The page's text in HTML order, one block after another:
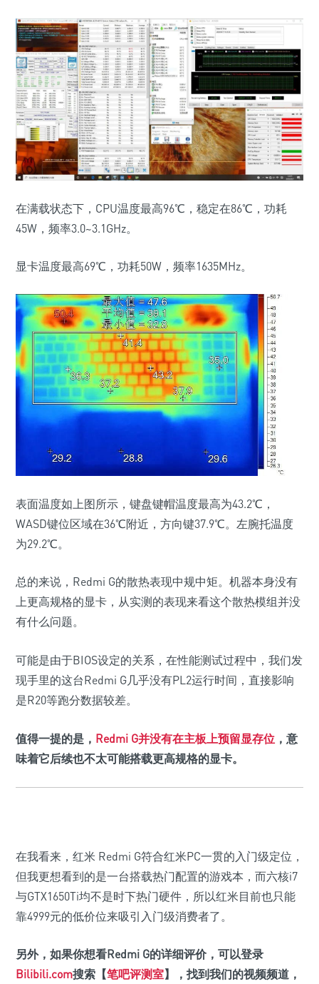
在满载状态下，CPU温度最高96℃，稳定在86℃，功耗
45W，频率3.0~3.1GHz。
显卡温度最高69℃，功耗50W，频率1635MHz。
表面温度如上图所示，键盘键帽温度最高为43.2℃，
WASD键位区域在36℃附近，方向键37.9℃。左腕托温度
为29.2℃。
总的来说，Redmi G的散热表现中规中矩。机器本身没有
上更高规格的显卡，从实测的表现来看这个散热模组并没
有什么问题。
可能是由于BIOS设定的关系，在性能测试过程中，我们发
现手里的这台Redmi G几乎没有PL2运行时间，直接影响
是R20等跑分数据较差。
值得一提的是， Redmi G并没有在主板上预留显存位 ，意
味着它后续也不太可能搭载更高规格的显卡。
在我看来，红米 Redmi G符合红米PC一贯的入门级定位，
但我更想看到的是一台搭载热门配置的游戏本，而六核i7
与GTX1650Ti均不是时下热门硬件，所以红米目前也只能
靠4999元的低价位来吸引入门级消费者了。
另外，如果你想看Redmi G的详细评价，可以登录
Bilibili.com搜索【笔吧评测室】，找到我们的视频频道，